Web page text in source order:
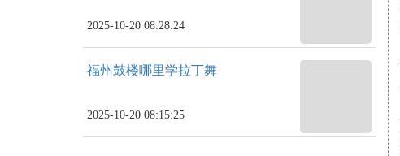
2025-10-20 08:28:24
福州鼓楼哪里学拉丁舞
2025-10-20 08:15:25